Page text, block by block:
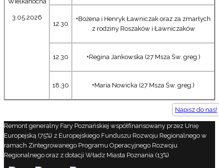
3.05.2026
12.30
+Bożena i Henryk Ławniczak oraz za zmarłych
z rodziny Roszaków i Ławniczaków
12.30 +Regina Jankowska (27 Msza Św. greg.)
18.30 +Maria Nowicka (27 Msza Św. greg.)
Napisz do nas!
Remont generalny Fary Poznańskiej współfinansowany przez Unię
Europejską (75%) z Europejskiego Funduszu Rozwoju Regionalnego w
ramach Zintegrowanego Programu Operacyjnego Rozwoju
Regionalnego oraz z dotacji Władz Miasta Poznania (13%)